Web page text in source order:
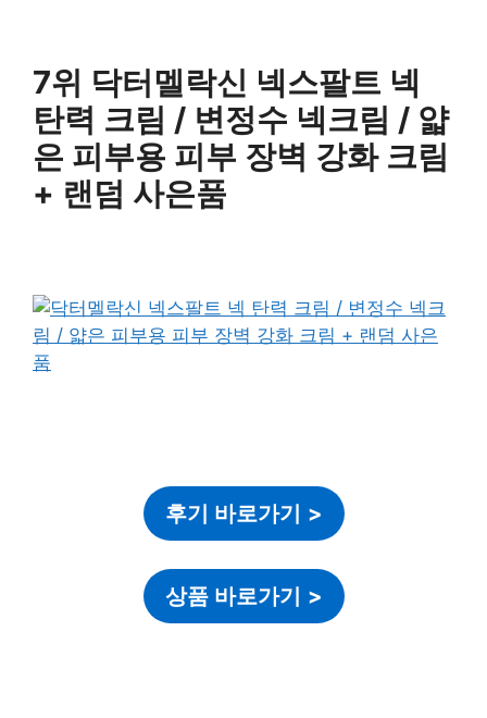
7위 닥터멜락신 넥스팔트 넥
탄력 크림 / 변정수 넥크림 / 얇
은 피부용 피부 장벽 강화 크림
+ 랜덤 사은품
후기 바로가기 >
상품 바로가기 >